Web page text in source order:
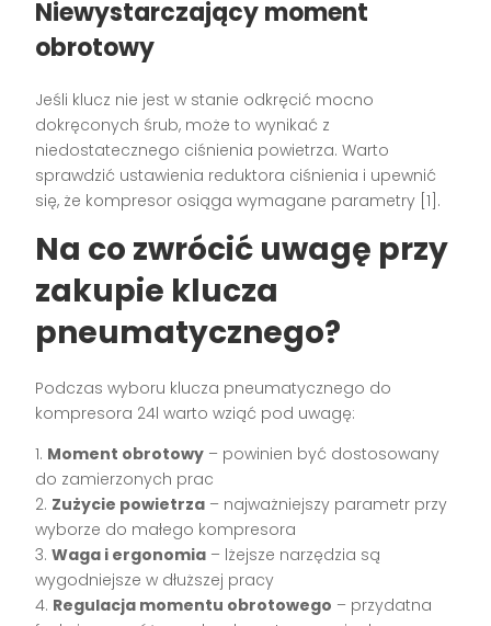
Niewystarczający moment
obrotowy
Jeśli klucz nie jest w stanie odkręcić mocno
dokręconych śrub, może to wynikać z
niedostatecznego ciśnienia powietrza. Warto
sprawdzić ustawienia reduktora ciśnienia i upewnić
się, że kompresor osiąga wymagane parametry [1].
Na co zwrócić uwagę przy
zakupie klucza
pneumatycznego?
Podczas wyboru klucza pneumatycznego do
kompresora 24l warto wziąć pod uwagę:
1. Moment obrotowy – powinien być dostosowany
do zamierzonych prac
2. Zużycie powietrza – najważniejszy parametr przy
wyborze do małego kompresora
3.Waga i ergonomia – lżejsze narzędzia są
wygodniejsze w dłuższej pracy
4. Regulacja momentu obrotowego – przydatna